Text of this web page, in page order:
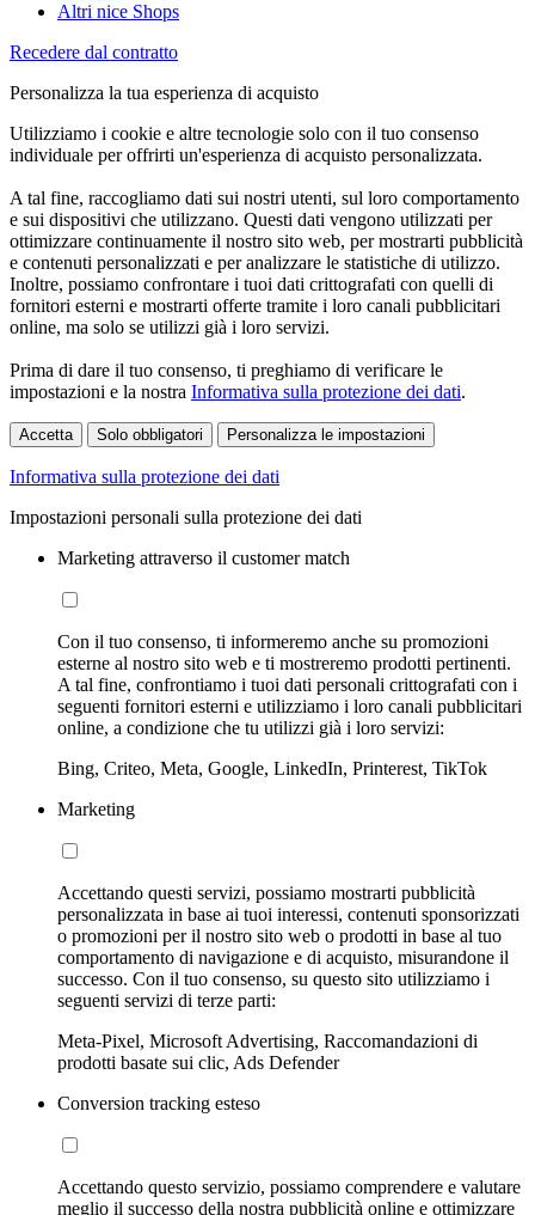
Altri nice Shops
Recedere dal contratto
Personalizza la tua esperienza di acquisto
Utilizziamo i cookie e altre tecnologie solo con il tuo consenso
individuale per offrirti un'esperienza di acquisto personalizzata.
A tal fine, raccogliamo dati sui nostri utenti, sul loro comportamento
e sui dispositivi che utilizzano. Questi dati vengono utilizzati per
ottimizzare continuamente il nostro sito web, per mostrarti pubblicità
e contenuti personalizzati e per analizzare le statistiche di utilizzo.
Inoltre, possiamo confrontare i tuoi dati crittografati con quelli di
fornitori esterni e mostrarti offerte tramite i loro canali pubblicitari
online, ma solo se utilizzi già i loro servizi.
Prima di dare il tuo consenso, ti preghiamo di verificare le
impostazioni e la nostra Informativa sulla protezione dei dati.
Accetta Solo obbligatori Personalizza le impostazioni
Informativa sulla protezione dei dati
Impostazioni personali sulla protezione dei dati
Marketing attraverso il customer match
Con il tuo consenso, ti informeremo anche su promozioni
esterne al nostro sito web e ti mostreremo prodotti pertinenti.
A tal fine, confrontiamo i tuoi dati personali crittografati con i
seguenti fornitori esterni e utilizziamo i loro canali pubblicitari
online, a condizione che tu utilizzi già i loro servizi:
Bing, Criteo, Meta, Google, LinkedIn, Printerest, TikTok
Marketing
Accettando questi servizi, possiamo mostrarti pubblicità
personalizzata in base ai tuoi interessi, contenuti sponsorizzati
o promozioni per il nostro sito web o prodotti in base al tuo
comportamento di navigazione e di acquisto, misurandone il
successo. Con il tuo consenso, su questo sito utilizziamo i
seguenti servizi di terze parti:
Meta-Pixel, Microsoft Advertising, Raccomandazioni di
prodotti basate sui clic, Ads Defender
Conversion tracking esteso
Accettando questo servizio, possiamo comprendere e valutare
meglio il successo della nostra pubblicità online e ottimizzare